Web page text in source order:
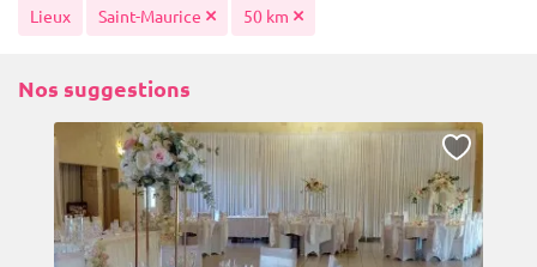
Lieux Saint-Maurice 50 km
Nos suggestions